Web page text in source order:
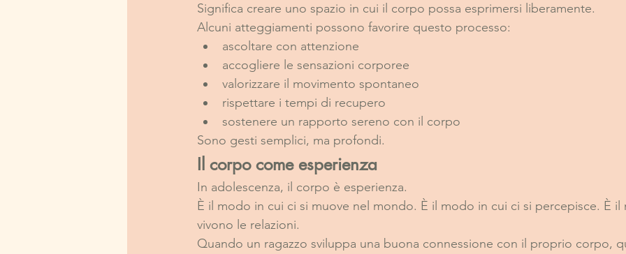
Significa creare uno spazio in cui il corpo possa esprimersi liberamente.
Alcuni atteggiamenti possono favorire questo processo:
ascoltare con attenzione
accogliere le sensazioni corporee
valorizzare il movimento spontaneo
rispettare i tempi di recupero
sostenere un rapporto sereno con il corpo
Sono gesti semplici, ma profondi.
Il corpo come esperienza
In adolescenza, il corpo è esperienza.
È il modo in cui ci si muove nel mondo. È il modo in cui ci si percepisce. È il
vivono le relazioni.
Quando un ragazzo sviluppa una buona connessione con il proprio corpo,